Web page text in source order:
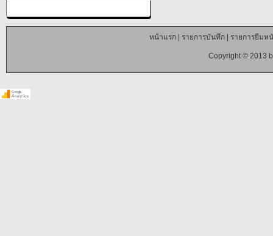
หน้าแรก| รายการบันทึก| รายการยืมห
Copyright © 2013